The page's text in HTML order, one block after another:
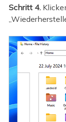
Schritt 4.